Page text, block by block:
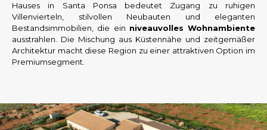
Hauses in Santa Ponsa bedeutet Zugang zu ruhigen
Villenvierteln, stilvollen Neubauten und eleganten
Bestandsimmobilien, die ein niveauvolles Wohnambiente
ausstrahlen. Die Mischung aus Küstennähe und zeitgemäßer
Architektur macht diese Region zu einer attraktiven Option im
Premiumsegment.